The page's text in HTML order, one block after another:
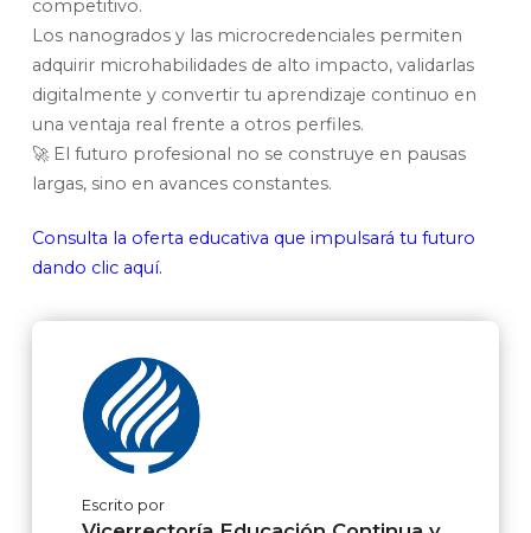
competitivo.
Los nanogrados y las microcredenciales permiten
adquirir microhabilidades de alto impacto, validarlas
digitalmente y convertir tu aprendizaje continuo en
una ventaja real frente a otros perfiles.
🚀 El futuro profesional no se construye en pausas
largas, sino en avances constantes.
Consulta la oferta educativa que impulsará tu futuro
dando clic aquí.
Escrito por